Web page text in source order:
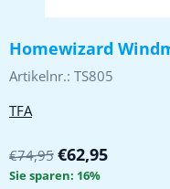
Homewizard
Artikelnr.: TS805
TFA
€74,95 €62,95
Sie sparen: 16%